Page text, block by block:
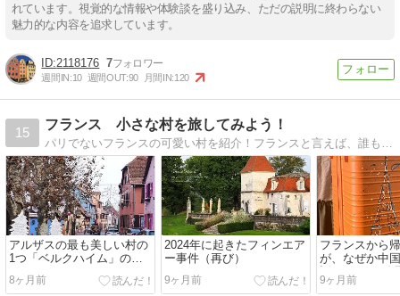
れています。視覚的な情報や体験談を盛り込み、ただの説明に終わらない
魅力的な内容を追求しています。
2118176 7
週間IN:10 週間OUT:90 月間IN:120
15
フランス 小さな村を旅してみよう！
パリでないフランスの可愛い村を紹介！フランスと言えば、誰もが憧れるパリ。でも一歩飛び出し小さな村を巡ってみませんか？
アルザスの最も美しい村の
1つ「ベルクハイム」のマ
ルシェ・ド・ノエル
8ヶ月前
2024年に起きたフィンエア
ー事件（再び）
9ヶ月前
フランスから
が、なぜか中
話 Vol.11 ～結
は？？～
9ヶ月前